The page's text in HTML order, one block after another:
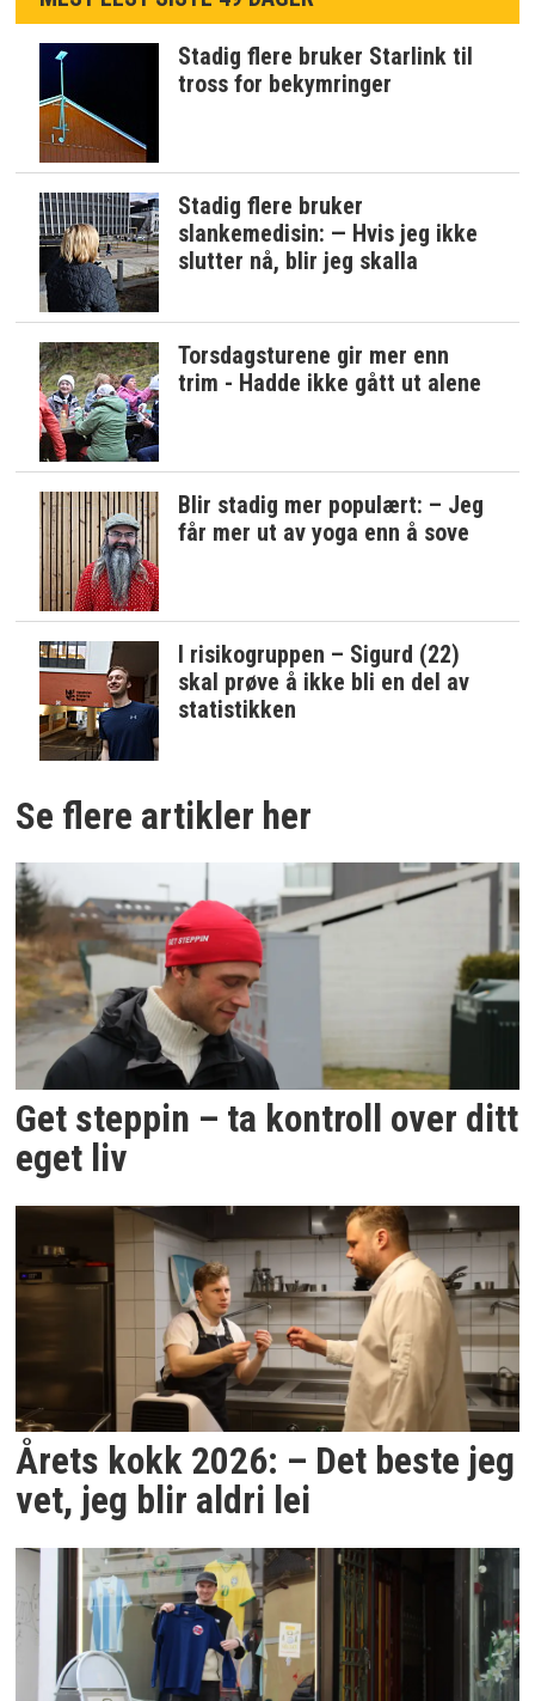
Stadig flere bruker Starlink til
tross for bekymringer
Stadig flere bruker
slankemedisin: — Hvis jeg ikke
slutter nå, blir jeg skalla
Torsdagsturene gir mer enn
trim - Hadde ikke gått ut alene
Blir stadig mer populært: – Jeg
får mer ut av yoga enn å sove
I risikogruppen – Sigurd (22)
skal prøve å ikke bli en del av
statistikken
Se flere artikler her
Get steppin – ta kontroll over ditt
eget liv
Årets kokk 2026: – Det beste jeg
vet, jeg blir aldri lei